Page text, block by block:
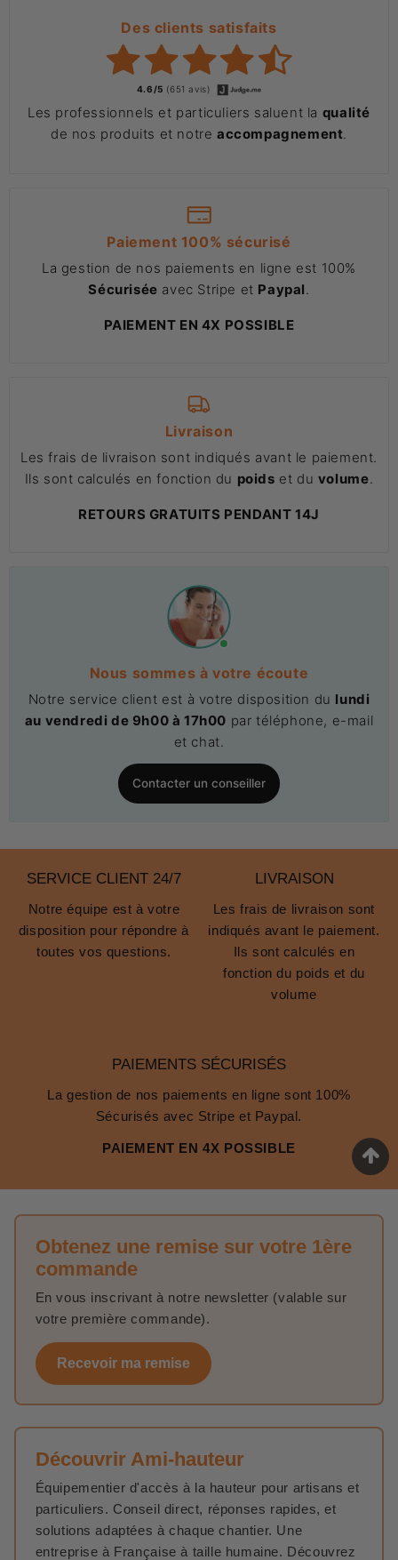
Des clients satisfaits
4.6/5 (651 avis)
Les professionnels et particuliers saluent la qualité
de nos produits et notre accompagnement.
Paiement 100% sécurisé
La gestion de nos paiements en ligne est 100%
Sécurisée avec Stripe et Paypal.
PAIEMENT EN 4X POSSIBLE
Livraison
Les frais de livraison sont indiqués avant le paiement.
Ils sont calculés en fonction du poids et du volume.
RETOURS GRATUITS PENDANT 14J
Nous sommes à votre écoute
Notre service client est à votre disposition du lundi
au vendredi de 9h00 à 17h00 par téléphone, e-mail
et chat.
Contacter un conseiller
SERVICE CLIENT 24/7
Notre équipe est à votre
disposition pour répondre à
toutes vos questions.
LIVRAISON
Les frais de livraison sont
indiqués avant le paiement.
Ils sont calculés en
fonction du poids et du
volume
PAIEMENTS SÉCURISÉS
La gestion de nos paiements en ligne sont 100%
Sécurisés avec Stripe et Paypal.
PAIEMENT EN 4X POSSIBLE
Obtenez une remise sur votre 1ère
commande
En vous inscrivant à notre newsletter (valable sur
votre première commande).
Recevoir ma remise
Découvrir Ami-hauteur
Équipementier d'accès à la hauteur pour artisans et
particuliers. Conseil direct, réponses rapides, et
solutions adaptées à chaque chantier. Une
entreprise à Française à taille humaine. Découvrez